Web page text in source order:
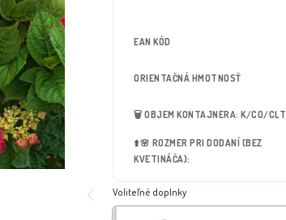
EAN KÓD
ORIENTAČNÁ HMOTNOSŤ
🗑️ OBJEM KONTAJNERA: K/CO/CLT
⬆️🌸 ROZMER PRI DODANÍ (BEZ
KVETINÁČA):
Voliteľné doplnky